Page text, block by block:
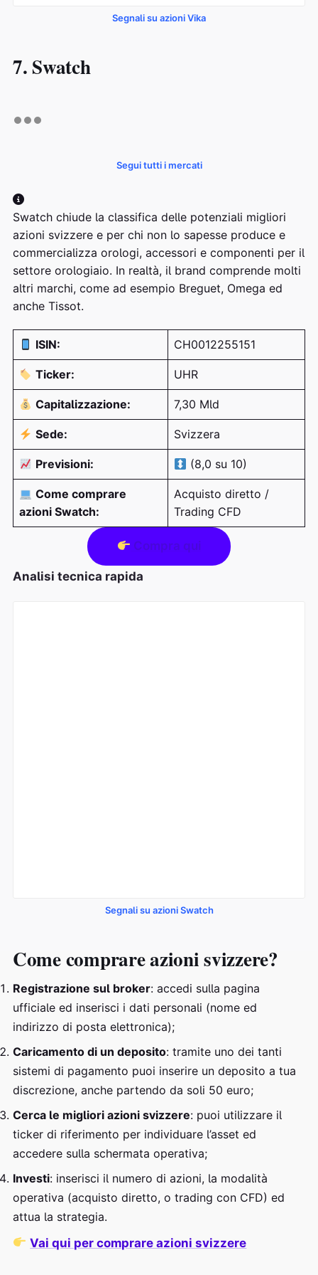
Segnali su azioni Vika
7. Swatch
Segui tutti i mercati
Swatch chiude la classifica delle potenziali migliori
azioni svizzere e per chi non lo sapesse produce e
commercializza orologi, accessori e componenti per il
settore orologiaio. In realtà, il brand comprende molti
altri marchi, come ad esempio Breguet, Omega ed
anche Tissot.
ISIN: CH0012255151
Ticker: UHR
Capitalizzazione: 7,30 Mld
Sede: Svizzera
Previsioni: (8,0 su 10)
Come comprare
azioni Swatch:
Acquisto diretto /
Trading CFD
Compra qui
Analisi tecnica rapida
Segnali su azioni Swatch
Come comprare azioni svizzere?
Registrazione sul broker: accedi sulla pagina
ufficiale ed inserisci i dati personali (nome ed
indirizzo di posta elettronica);
Caricamento di un deposito: tramite uno dei tanti
sistemi di pagamento puoi inserire un deposito a tua
discrezione, anche partendo da soli 50 euro;
Cerca le migliori azioni svizzere: puoi utilizzare il
ticker di riferimento per individuare l’asset ed
accedere sulla schermata operativa;
Investi: inserisci il numero di azioni, la modalità
operativa (acquisto diretto, o trading con CFD) ed
attua la strategia.
Vai qui per comprare azioni svizzere